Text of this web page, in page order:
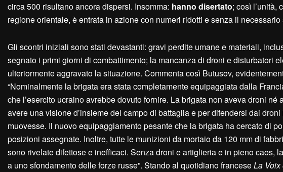
circa 500 risultano ancora dispersi. Insomma: hanno disertato; così l’unità,
regione orientale, è entrata in azione con numeri ridotti e senza il
Gli scontri iniziali sono stati devastanti: gravi perdite umane e materiali,
segnato i primi giorni di combattimento; la mancanza di droni e disturbatori
ulteriormente aggravato la situazione. Commenta così Butusov,
“Nominalmente la brigata era stata completamente equipaggiata dalla
che l’esercito ucraino avrebbe dovuto fornire. La brigata non aveva droni
avere una visione d’insieme del campo di battaglia e per difendersi dai
muovesse. Il nuovo equipaggiamento pesante che la brigata ha cercato di
posizioni assegnate. Inoltre, tutte le munizioni da mortaio da 120 mm di
sono rivelate difettose e inefficaci. Senza droni e artiglieria e in pieno caos,
a uno sfondamento delle forze russe”. Stando al quotidiano franceseLa Voix